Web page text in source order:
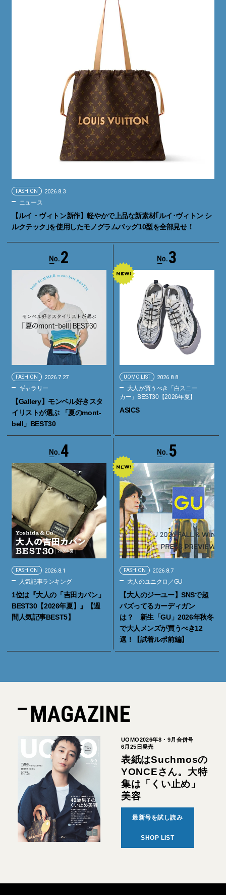
FASHION 2026.8.3
ニュース
【ルイ・ヴィトン新作】軽やかで上品な新素材｢ルイ･ヴィトン シ
ルクテック｣を使用したモノグラムバッグ10型を全部見せ！
2
FASHION 2026.7.27
ギャラリー
【Gallery】モンベル好きスタ
イリストが選ぶ 「夏のmont-
bell」BEST30
3
UOMO LIST 2026.8.8
大人が買うべき「白スニー
カー」BEST30【2026年夏】
ASICS
4
FASHION 2026.8.1
人気記事ランキング
1位は『大人の「吉田カバン」
BEST30【2026年夏】』【週
間人気記事BEST5】
5
FASHION 2026.8.7
大人のユニクロ／GU
【大人のジーユー】SNSで超
バズってるカーディガン
は？ 新生「GU」2026年秋冬
で大人メンズが買うべき12
選！【試着ルポ前編】
MAGAZINE
UOMO2026年8・9月合併号
6月25日発売
表紙はSuchmosの
YONCEさん。大特
集は「くい止め」
美容
最新号を試し読み
SHOP LIST